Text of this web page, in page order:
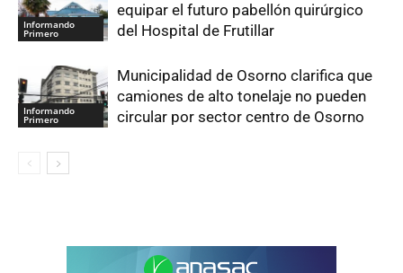
Informando
Primero
equipar el futuro pabellón quirúrgico
del Hospital de Frutillar
Informando
Primero
Municipalidad de Osorno clarifica que
camiones de alto tonelaje no pueden
circular por sector centro de Osorno